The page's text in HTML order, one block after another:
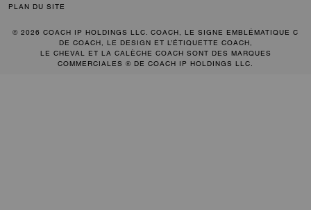
PLAN DU SITE
© 2026 COACH IP HOLDINGS LLC. COACH, LE SIGNE EMBLÉMATIQUE C
DE COACH, LE DESIGN ET L’ÉTIQUETTE COACH,
LE CHEVAL ET LA CALÈCHE COACH SONT DES MARQUES
COMMERCIALES ® DE COACH IP HOLDINGS LLC.